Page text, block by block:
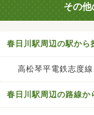
その
春日川駅周辺の駅から
高松琴平電鉄志度線
春日川駅周辺の路線か